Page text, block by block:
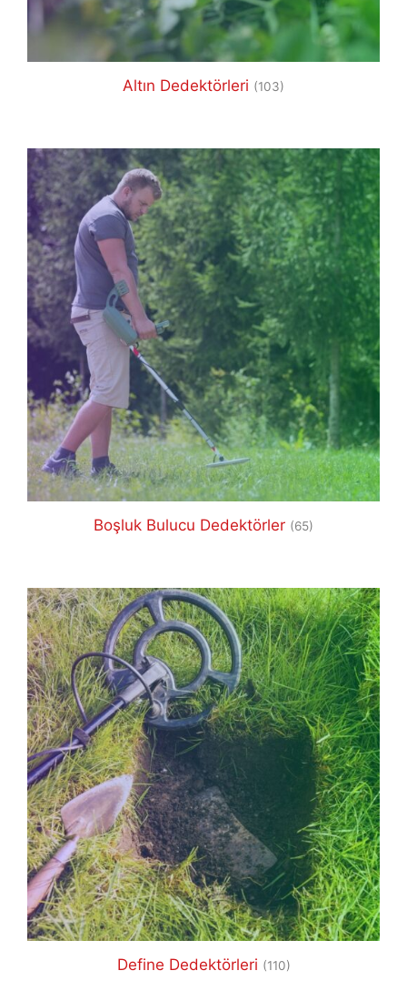
Altın Dedektörleri (103)
Boşluk Bulucu Dedektörler (65)
Define Dedektörleri (110)